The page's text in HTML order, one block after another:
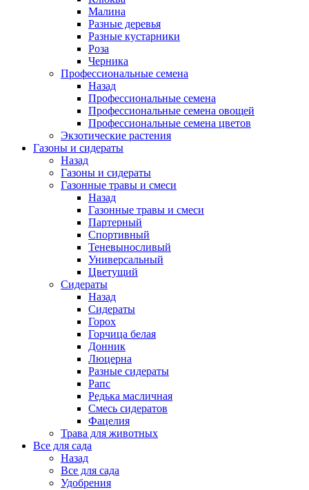
Малина
Разные деревья
Разные кустарники
Роза
Черника
Профессиональные семена
Назад
Профессиональные семена
Профессиональные семена овощей
Профессиональные семена цветов
Экзотические растения
Газоны и сидераты
Назад
Газоны и сидераты
Газонные травы и смеси
Назад
Газонные травы и смеси
Партерный
Спортивный
Теневыносливый
Универсальный
Цветущий
Сидераты
Назад
Сидераты
Горох
Горчица белая
Донник
Люцерна
Разные сидераты
Рапс
Редька масличная
Смесь сидератов
Фацелия
Трава для животных
Все для сада
Назад
Все для сада
Удобрения